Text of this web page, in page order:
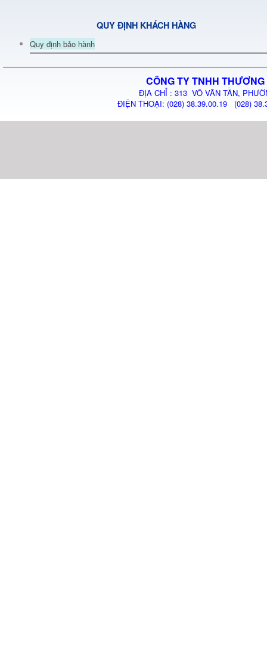
QUY ĐỊNH KHÁCH HÀNG
Quy định bảo hành
CÔNG TY TNHH
ĐỊA CHỈ : 313 VÕ VĂN TẦN,
ĐIỆN THOẠI: (028) 38.39.00.19 (028)